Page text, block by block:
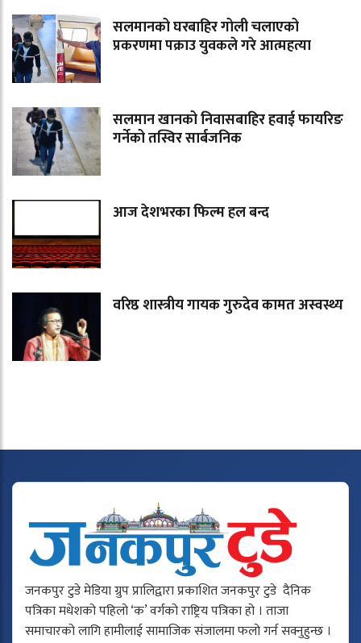
सलमानको घरबाहिर गोली चलाएको
प्रकरणमा पक्राउ युवकले गरे आत्महत्या
सलमान खानको निवासबाहिर हवाई फायरिङ
गर्नेको तस्विर सार्बजनिक
आज देशभरका फिल्म हल बन्द
वरिष्ठ शास्त्रीय गायक गुरुदेव कामत अस्वस्थ्य
जनकपुर टुडे मेडिया ग्रुप प्रालिद्वारा प्रकाशित जनकपुर टुडे दैनिक
पत्रिका मधेशको पहिलो ‘क’ वर्गको राष्ट्रिय पत्रिका हो । ताजा
समाचारको लागि हामीलाई सामाजिक संजालमा फलो गर्न सक्नुहुन्छ ।